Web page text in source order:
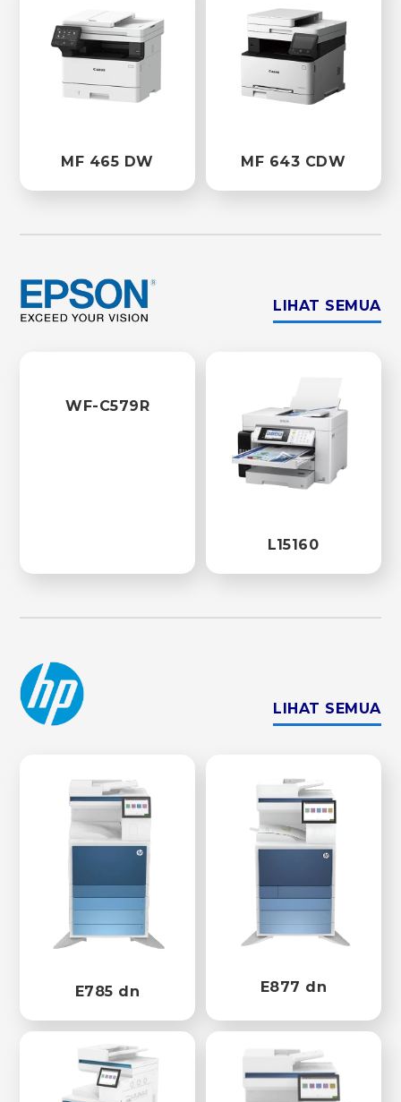
MF 465 DW MF 643 CDW
LIHAT SEMUA
WF-C579R
L15160
LIHAT SEMUA
E785 dn E877 dn